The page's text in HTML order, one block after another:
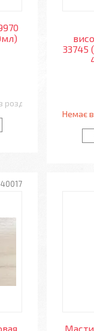
роздріб
33745
Немає в
40017